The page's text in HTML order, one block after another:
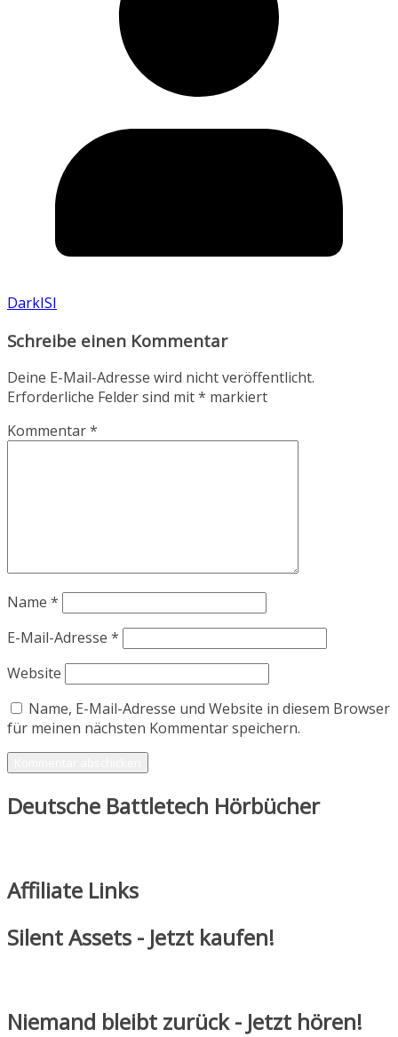
DarkISI
Schreibe einen Kommentar
Deine E-Mail-Adresse wird nicht veröffentlicht.
Erforderliche Felder sind mit* markiert
Kommentar*
Name *
E-Mail-Adresse *
Website
Name, E-Mail-Adresse und Website in diesem Browser
für meinen nächsten Kommentar speichern.
Deutsche Battletech Hörbücher
Affiliate Links
Silent Assets - Jetzt kaufen!
Niemand bleibt zurück - Jetzt hören!